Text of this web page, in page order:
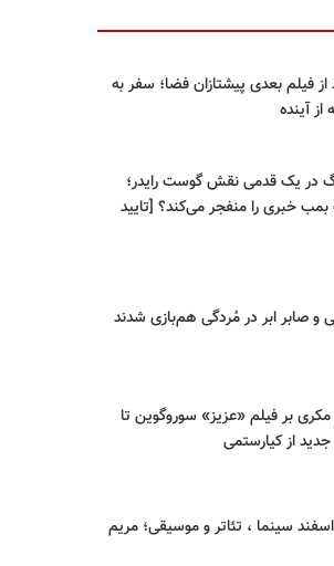
فیلم بعدی پیشتازان فضا؛ سفر به
آینده
در یک قدمی نقش گوست رایدر؛
خبری را منفجر می‌کند؟ [تایید
و صابر ابر در مُردگی هم‌بازی شدند
مکری بر فیلم «عزیز» سوروگوین تا
از کیارستمی
متولدین ۲۴ اسفند سینما ، تئاتر و موسیقی؛ مریم